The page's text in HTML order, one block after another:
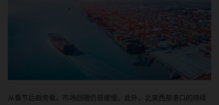
从春节后趋势看，市场回暖仍显缓慢。此外，北美西部港口的持续